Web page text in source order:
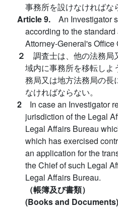
事務所を設けなければな
Article 9. An Investigator
according to the
Attorney-General's Office
２ 調査士は、他の法務局
域内に事務所を移転しよ
務局又は地方法務局の長
なければならない。
2 In case an Investigator
jurisdiction of the Legal
Legal Affairs Bureau
which has exercised
an application for the
the Chief of such Legal
Legal Affairs Bureau.
（帳簿及び書類）
(Books and Documents)